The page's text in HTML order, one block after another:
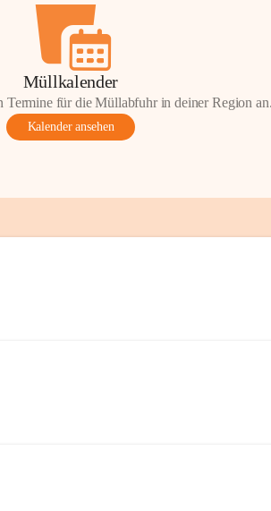
Müllkalender
Termine für die Müllabfuhr in deiner Region
Kalender ansehen